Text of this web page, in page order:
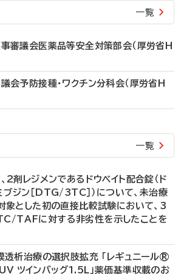
一覧
審議会医薬品等安全対策部会（厚労省H
会予防接種・ワクチン分科会（厚労省H
一覧
2剤レジメンであるドウベイト配合錠（ド
ジン［DTG/3TC］）について、未治療
とした初の直接比較試験において、3
TAFに対する非劣性を示したことを
析治療の選択肢拡充 「レギュニール®
ツインバッグ1.5L」薬価基準収載のお